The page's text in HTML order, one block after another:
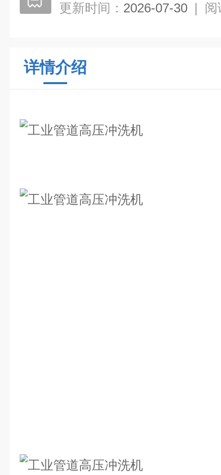
更新时间： 2026-07-30 | 阅
详情介绍